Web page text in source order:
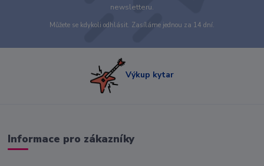
newsletteru.
Můžete se kdykoli odhlásit. Zasíláme jednou za 14 dní.
Výkup kytar
Informace pro zákazníky